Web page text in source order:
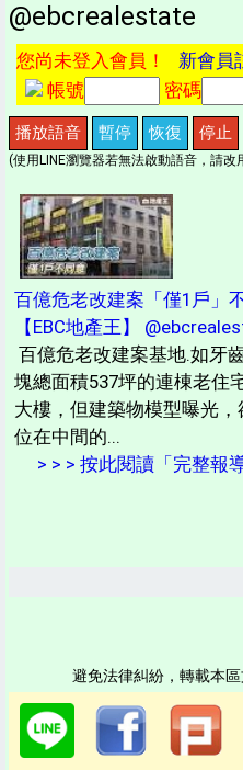
@ebcrealestate
您尚未登入會員！ 新會員
帳號
密碼
播放語音 暫停 恢復 停止
(使用LINE瀏覽器若無法啟動語音，請改
百億危老改建案「僅1戶」
【EBC地產王】
百億危老改建案基地.如牙
塊總面積537坪的連棟老住
大樓，但建築物模型曝光
位在中間的...
> > > 按此閱讀「完整報導
避免法律糾紛，轉載本